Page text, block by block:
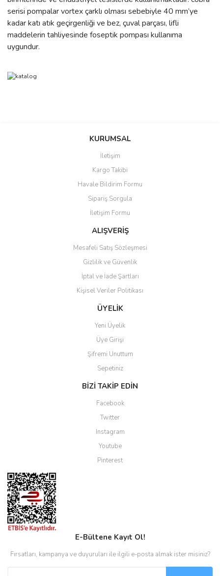
serisi pompalar vortex çarklı olması sebebiyle 40 mm’ye
kadar katı atık geçirgenliği ve bez, çuval parçası, lifli
maddelerin tahliyesinde foseptik pompası kullanıma
uygundur.
Bu ürüne ilk yorumu siz yapın!
Ürün hakkında henüz soru sorulmamış.
Ürün resmi kalitesiz, bozuk veya görüntülenemiyor.
Ürün açıklamasında eksik bilgiler bulunuyor.
Ürün bilgilerinde hatalar bulunuyor.
Ürün fiyatı diğer sitelerden daha pahalı.
Bu ürüne benzer farklı alternatifler olmalı.
Gönder
KURUMSAL
İletişim
Kargo Takibi
Havale Bildirim Formu
Sipariş Sorgula
İletişim Formu
ALIŞVERİŞ
Mesafeli Satış Sözleşmesi
Gizlilik ve Güvenlik
İptal ve İade Şartları
Kişisel Veriler Politikası
ÜYELİK
Yeni Üyelik
Üye Girişi
Şifremi Unuttum
Sepetiniz
BİZİ TAKİP EDİN
Facebook
Twitter
Instagram
Youtube
Pinterest
E-Bültene Kayıt Ol!
Fırsatları, kampanya ve duyuruları ile ilgili e-posta almak ister misiniz?